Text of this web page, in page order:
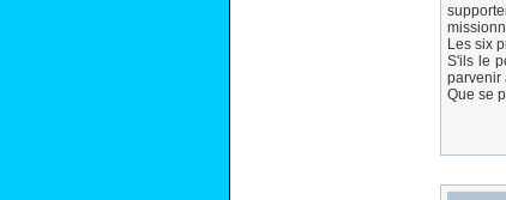
Les six
S'ils le
parvenir
Que se